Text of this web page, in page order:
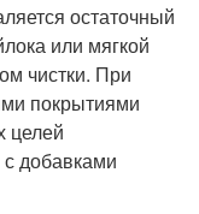
остаточный
или мягкой
чистки. При
покрытиями
целей
добавками